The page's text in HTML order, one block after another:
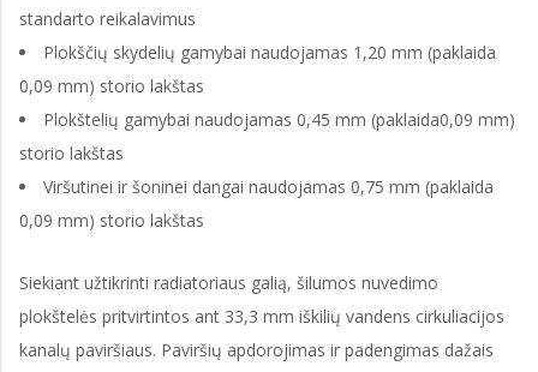
standarto reikalavimus
Plokščių skydelių gamybai naudojamas 1,20 mm (paklaida
0,09 mm) storio lakštas
Plokštelių gamybai naudojamas 0,45 mm (paklaida0,09 mm)
storio lakštas
Viršutinei ir šoninei dangai naudojamas 0,75 mm (paklaida
0,09 mm) storio lakštas
Siekiant užtikrinti radiatoriaus galią, šilumos nuvedimo
plokštelės pritvirtintos ant 33,3 mm iškilių vandens cirkuliacijos
kanalų paviršiaus. Paviršių apdorojimas ir padengimas dažais